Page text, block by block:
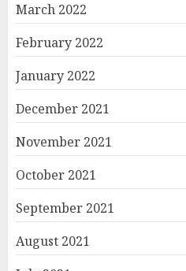
March 2022
February 2022
January 2022
December 2021
November 2021
October 2021
September 2021
August 2021